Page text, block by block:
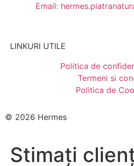
Email:
LINKURI UTILE
Politica de
Termeni si
Politica de
© 2026 Hermes
Stimați